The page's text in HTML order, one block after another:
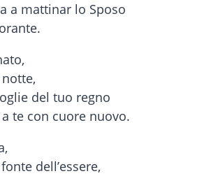
a mattinar lo Sposo
del tuo regno
te con cuore nuovo.
dell’essere,